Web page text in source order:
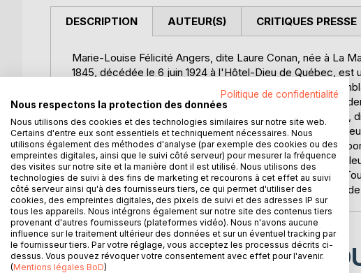
DESCRIPTION
Marie-Louise Félicité Angers, dite Laure Conan, née à La
1845, décédée le 6 juin 1924 à l'Hôtel-Dieu de Québec, est
connaissance de l'arpenteur-géomètre Pierre-Alexis
met un terme à sa vie publique. Elle s'isole dans sa vaste
décide de se consacrer à l'écriture. Extrait : --- Ma chère,
fagotée en pensionnaire, vous n'êtes pas du tout à faire
vous donnent l'air d'une reine du 12ème siècle ; mais
Une fois seule dans sa chambre, Gisèle aurait volontiers
elle ouvrit l'une des fenêtres qui donnaient sur le balcon.
comme dans la profonde vallée de Port-Royal, on n'avait
AUTEUR(S) CRITIQUES PRESSE
D’AUTRES TITRES À
Politique de confidentialité
Nous respectons la protection des données
Nous utilisons des cookies et des technologies similaires sur notre site web.
Certains d'entre eux sont essentiels et techniquement nécessaires. Nous
utilisons également des méthodes d'analyse (par exemple des cookies ou des
empreintes digitales, ainsi que le suivi côté serveur) pour mesurer la fréquence
des visites sur notre site et la manière dont il est utilisé. Nous utilisons des
technologies de suivi à des fins de marketing et recourons à cet effet au suivi
côté serveur ainsi qu'à des fournisseurs tiers, ce qui permet d'utiliser des
cookies, des empreintes digitales, des pixels de suivi et des adresses IP sur
tous les appareils. Nous intégrons également sur notre site des contenus tiers
provenant d'autres fournisseurs (plateformes vidéo). Nous n'avons aucune
influence sur le traitement ultérieur des données et sur un éventuel tracking par
le fournisseur tiers. Par votre réglage, vous acceptez les processus décrits ci-
dessus. Vous pouvez révoquer votre consentement avec effet pour l'avenir.
(Mentions légales BoD)